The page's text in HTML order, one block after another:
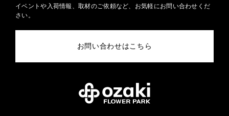
イベントや入荷情報、取材のご依頼など、お気軽にお問い合わせくだ
さい。
お問い合わせはこちら